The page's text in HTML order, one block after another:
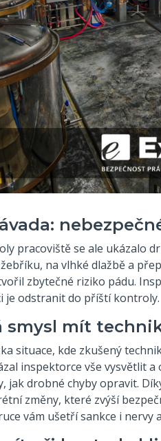
pracoviště se ale ukázalo
na vlhké dlažbě a
zbytečné riziko pádu.
je odstranit do příští kontroly.
smysl mít
situace, kde zkušený
inspektorce vše vysvětlit
jak drobné chyby opravit.
změny, které zvýší
vám ušetří sankce i nervy